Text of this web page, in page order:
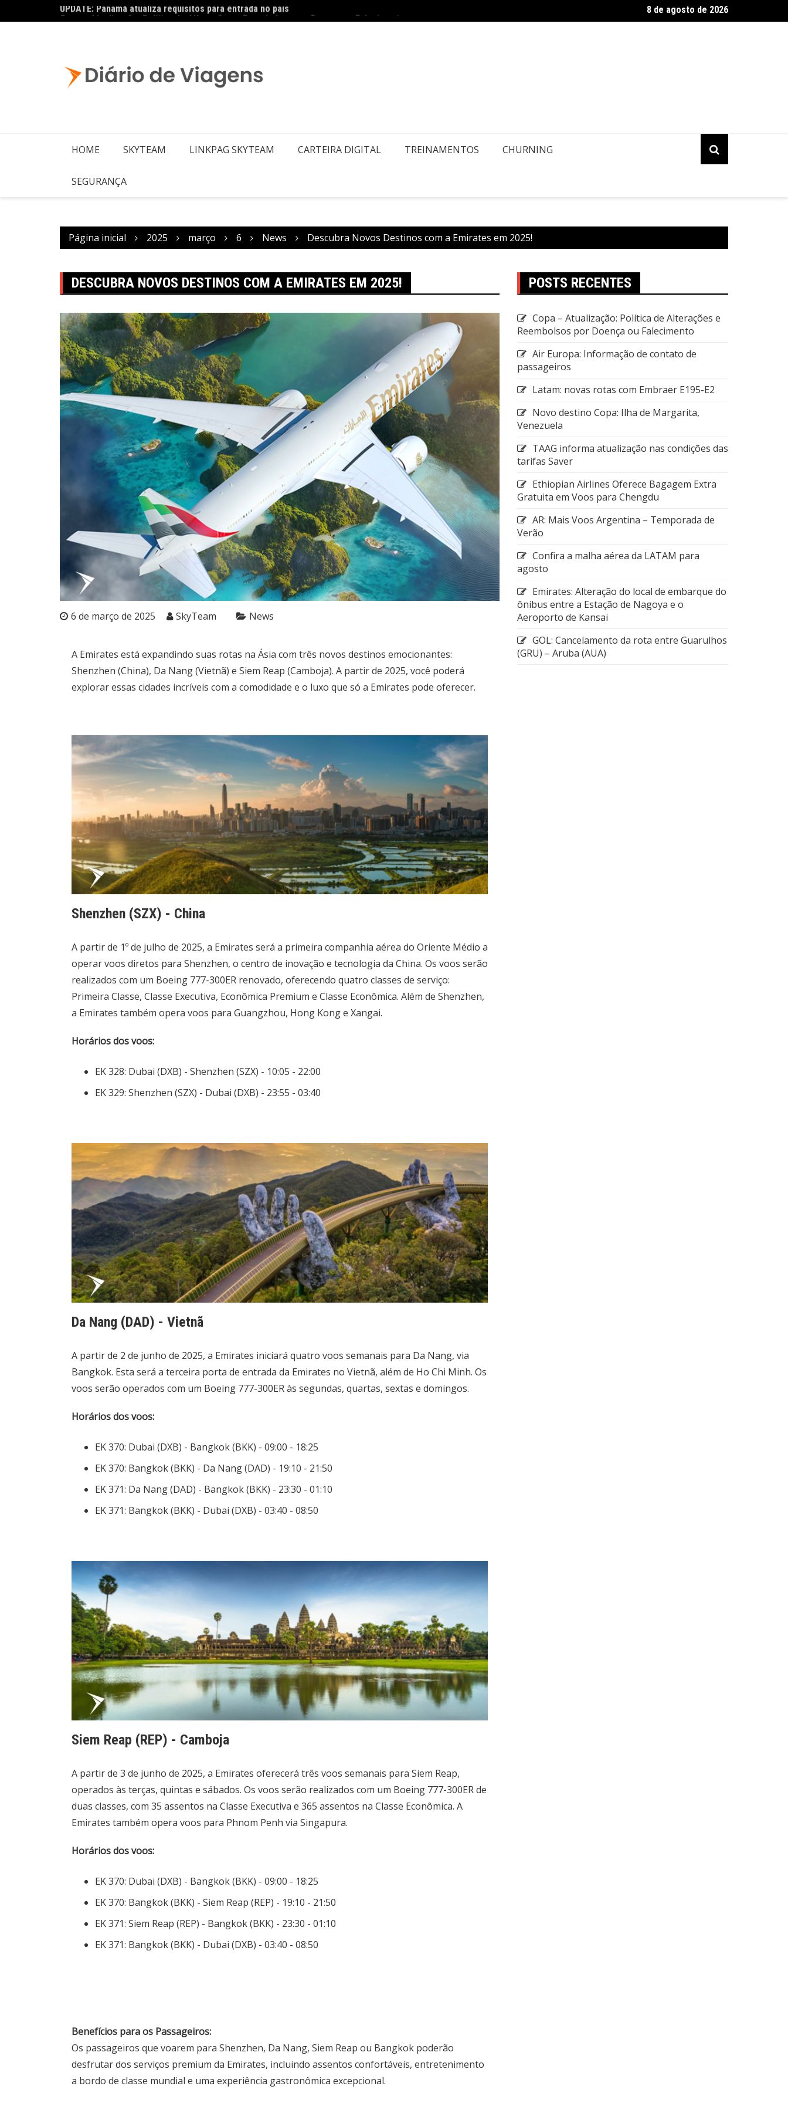
Copa – Atualização: Política de Alterações e Reembolsos por Doença ou Falecimento Air Europa: Informação de contato de passageiros
8 de agosto de 2026
HOME SKYTEAM LINKPAG SKYTEAM CARTEIRA DIGITAL TREINAMENTOS CHURNING
SEGURANÇA
Página inicial 2025 março 6 News Descubra Novos Destinos com a Emirates em 2025!
DESCUBRA NOVOS DESTINOS COM A EMIRATES EM 2025!
6 de março de 2025 SkyTeam News
A Emirates está expandindo suas rotas na Ásia com três novos destinos emocionantes:
Shenzhen (China), Da Nang (Vietnã) e Siem Reap (Camboja). A partir de 2025, você poderá
explorar essas cidades incríveis com a comodidade e o luxo que só a Emirates pode oferecer.
Shenzhen (SZX) - China
A partir de 1º de julho de 2025, a Emirates será a primeira companhia aérea do Oriente Médio a
operar voos diretos para Shenzhen, o centro de inovação e tecnologia da China. Os voos serão
realizados com um Boeing 777-300ER renovado, oferecendo quatro classes de serviço:
Primeira Classe, Classe Executiva, Econômica Premium e Classe Econômica. Além de Shenzhen,
a Emirates também opera voos para Guangzhou, Hong Kong e Xangai.
Horários dos voos:
EK 328: Dubai (DXB) - Shenzhen (SZX) - 10:05 - 22:00
EK 329: Shenzhen (SZX) - Dubai (DXB) - 23:55 - 03:40
Da Nang (DAD) - Vietnã
A partir de 2 de junho de 2025, a Emirates iniciará quatro voos semanais para Da Nang, via
Bangkok. Esta será a terceira porta de entrada da Emirates no Vietnã, além de Ho Chi Minh. Os
voos serão operados com um Boeing 777-300ER às segundas, quartas, sextas e domingos.
Horários dos voos:
EK 370: Dubai (DXB) - Bangkok (BKK) - 09:00 - 18:25
EK 370: Bangkok (BKK) - Da Nang (DAD) - 19:10 - 21:50
EK 371: Da Nang (DAD) - Bangkok (BKK) - 23:30 - 01:10
EK 371: Bangkok (BKK) - Dubai (DXB) - 03:40 - 08:50
Siem Reap (REP) - Camboja
A partir de 3 de junho de 2025, a Emirates oferecerá três voos semanais para Siem Reap,
operados às terças, quintas e sábados. Os voos serão realizados com um Boeing 777-300ER de
duas classes, com 35 assentos na Classe Executiva e 365 assentos na Classe Econômica. A
Emirates também opera voos para Phnom Penh via Singapura.
Horários dos voos:
EK 370: Dubai (DXB) - Bangkok (BKK) - 09:00 - 18:25
EK 370: Bangkok (BKK) - Siem Reap (REP) - 19:10 - 21:50
EK 371: Siem Reap (REP) - Bangkok (BKK) - 23:30 - 01:10
EK 371: Bangkok (BKK) - Dubai (DXB) - 03:40 - 08:50
Benefícios para os Passageiros:
Os passageiros que voarem para Shenzhen, Da Nang, Siem Reap ou Bangkok poderão
desfrutar dos serviços premium da Emirates, incluindo assentos confortáveis, entretenimento
a bordo de classe mundial e uma experiência gastronômica excepcional.
POSTS RECENTES
Copa – Atualização: Política de Alterações e
Reembolsos por Doença ou Falecimento
Air Europa: Informação de contato de
passageiros
Latam: novas rotas com Embraer E195-E2
Novo destino Copa: Ilha de Margarita,
Venezuela
TAAG informa atualização nas condições das
tarifas Saver
Ethiopian Airlines Oferece Bagagem Extra
Gratuita em Voos para Chengdu
AR: Mais Voos Argentina – Temporada de
Verão
Confira a malha aérea da LATAM para
agosto
Emirates: Alteração do local de embarque do
ônibus entre a Estação de Nagoya e o
Aeroporto de Kansai
GOL: Cancelamento da rota entre Guarulhos
(GRU) – Aruba (AUA)